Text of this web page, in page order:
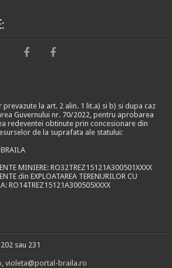
la art. 2 alin. 1 lit.a) si b) si dupa caz
Guvernului nr. 70/2022, pentru aprobarea
redeventei obtinute prin concesionare din
de la suprafata ale statului:
MINIERE: RO32TREZ15121A300501XXXX
din EXPLOATAREA TERENURILOR CU
RO14TREZ15121A300505XXXX
sau 231
,violeta@portal-braila.ro